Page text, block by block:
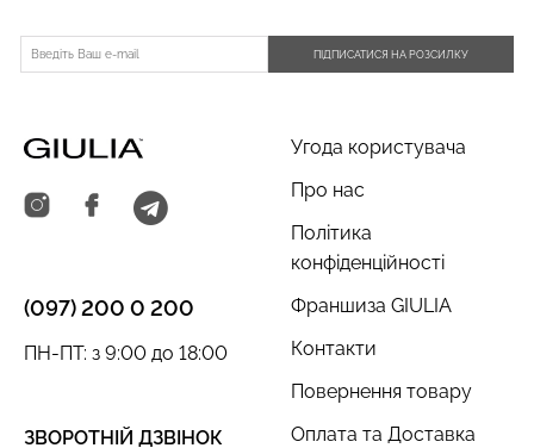
ПІДПИСАТИСЯ НА РОЗСИЛКУ
Угода користувача
Про нас
Політика
конфіденційності
Франшиза GIULIA
Контакти
Повернення товару
Оплата та Доставка
(097) 200 0 200
ЗВОРОТНІЙ ДЗВІНОК
ПН-ПТ: з 9:00 до 18:00
Велосипедки з пуш-ап